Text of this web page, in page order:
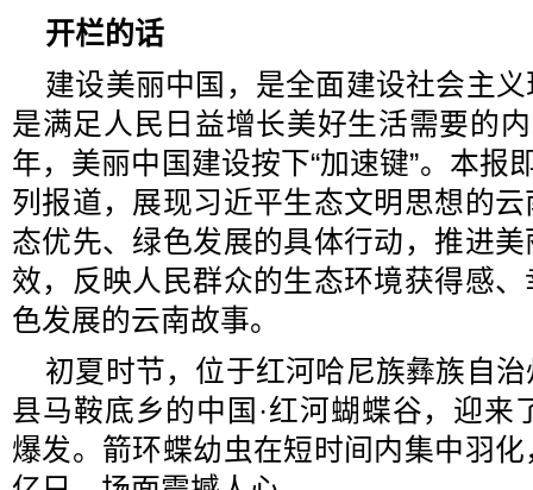
开栏的话
建设美丽中国，是全面建设社会主
是满足人民日益增长美好生活需要的
年，美丽中国建设按下“加速键”。本报
列报道，展现习近平生态文明思想的
态优先、绿色发展的具体行动，推进
效，反映人民群众的生态环境获得感
色发展的云南故事。
初夏时节，位于红河哈尼族彝族自
县马鞍底乡的中国·红河蝴蝶谷，迎来
爆发。箭环蝶幼虫在短时间内集中羽